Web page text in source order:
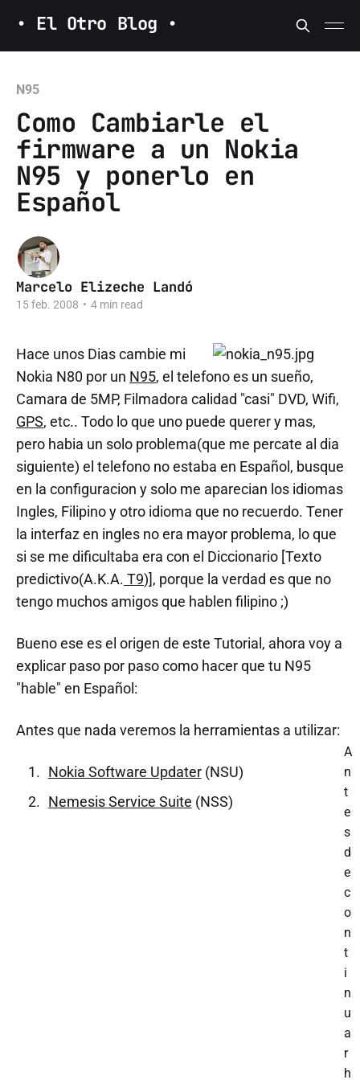
• El Otro Blog •
N95
Como Cambiarle el
firmware a un Nokia
N95 y ponerlo en
Español
Marcelo Elizeche Landó
15 feb. 2008 • 4 min read
Hace unos Dias cambie mi
Nokia N80 por un N95, el telefono es un sueño,
Camara de 5MP, Filmadora calidad "casi" DVD, Wifi,
GPS, etc.. Todo lo que uno puede querer y mas,
pero habia un solo problema(que me percate al dia
siguiente) el telefono no estaba en Español, busque
en la configuracion y solo me aparecian los idiomas
Ingles, Filipino y otro idioma que no recuerdo. Tener
la interfaz en ingles no era mayor problema, lo que
si se me dificultaba era con el Diccionario [Texto
predictivo(A.K.A. T9)], porque la verdad es que no
tengo muchos amigos que hablen filipino ;)
Bueno ese es el origen de este Tutorial, ahora voy a
explicar paso por paso como hacer que tu N95
"hable" en Español:
Antes que nada veremos la herramientas a utilizar:
Nokia Software Updater(NSU)
Nemesis Service Suite (NSS)
A
n
t
e
s
d
e
c
o
n
t
i
n
u
a
r
h